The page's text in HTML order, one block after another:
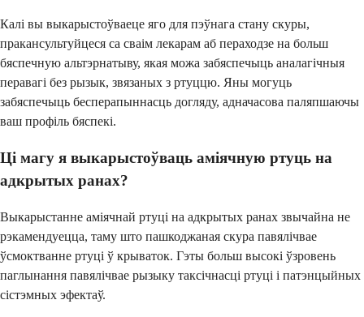
Калі вы выкарыстоўваеце яго для пэўнага стану скуры,
пракансультуйцеся са сваім лекарам аб пераходзе на больш
бяспечную альтэрнатыву, якая можа забяспечыць аналагічныя
перавагі без рызык, звязаных з ртуццю. Яны могуць
забяспечыць бесперапыннасць догляду, адначасова паляпшаючы
ваш профіль бяспекі.
Ці магу я выкарыстоўваць аміячную ртуць на
адкрытых ранах?
Выкарыстанне аміячнай ртуці на адкрытых ранах звычайна не
рэкамендуецца, таму што пашкоджаная скура павялічвае
ўсмоктванне ртуці ў крываток. Гэты больш высокі ўзровень
паглынання павялічвае рызыку таксічнасці ртуці і патэнцыйных
сістэмных эфектаў.